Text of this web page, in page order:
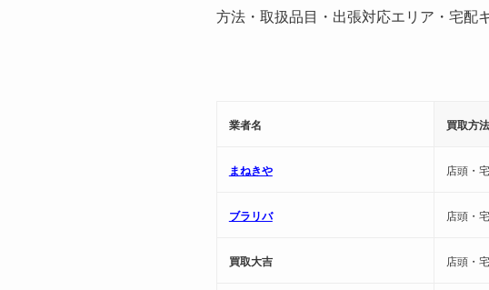
方法・取扱品目・出張対応エリア・宅配
業者名 買取方法
まねきや 店頭・
ブラリバ 店頭・
買取大吉 店頭・